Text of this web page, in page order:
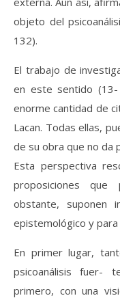
objeto del
132).
El trabajo de
en este sentido (13-
enorme cantidad de
Lacan. Todas ellas,
de su obra que no da
Esta perspectiva
proposiciones que
obstante, suponen
epistemológico y para
En primer lugar,
psicoanálisis fuer-
primero, con una